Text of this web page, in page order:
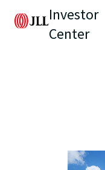
Investor
Center